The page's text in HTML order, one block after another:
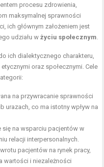
procesu zdrowienia,
maksymalnej sprawności
ich głównym założeniem jest
udziału wżyciu społecznym
ich dialektycznego charakteru,
oraz społecznymi. Cele
na przywracanie sprawności
urazach, co ma istotny wpływ na
się na wsparciu pacjentów w
relacji interpersonalnych.
pacjentów na rynek pracy,
wartości i niezależności